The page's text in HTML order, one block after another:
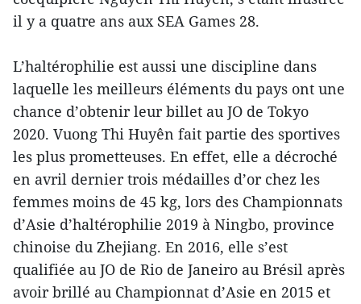
il y a quatre ans aux SEA Games 28.
L’haltérophilie est aussi une discipline dans
laquelle les meilleurs éléments du pays ont une
chance d’obtenir leur billet au JO de Tokyo
2020. Vuong Thi Huyên fait partie des sportives
les plus prometteuses. En effet, elle a décroché
en avril dernier trois médailles d’or chez les
femmes moins de 45 kg, lors des Championnats
d’Asie d’haltérophilie 2019 à Ningbo, province
chinoise du Zhejiang. En 2016, elle s’est
qualifiée au JO de Rio de Janeiro au Brésil après
avoir brillé au Championnat d’Asie en 2015 et